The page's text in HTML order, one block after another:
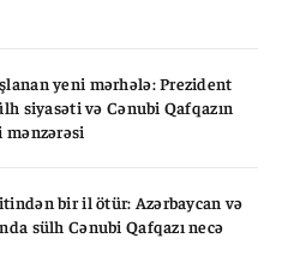
yeni mərhələ: Prezident
siyasəti və Cənubi Qafqazın
mənzərəsi
bir il ötür: Azərbaycan və
sülh Cənubi Qafqazı necə